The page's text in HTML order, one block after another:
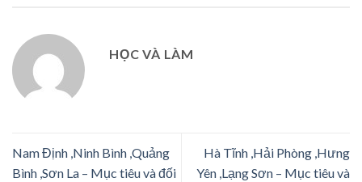
HỌC VÀ LÀM
Nam Định ,Ninh Bình ,Quảng
Bình ,Sơn La – Mục tiêu và đối
Hà Tĩnh ,Hải Phòng ,Hưng
Yên ,Lạng Sơn – Mục tiêu và